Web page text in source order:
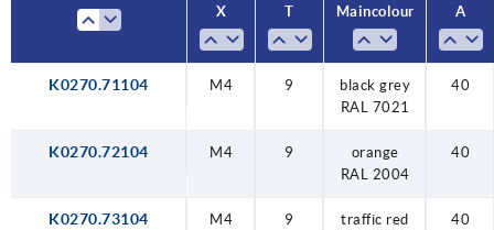
M12
M16
X
T Main colour A
K0270.71104 M4 9
black grey
RAL 7021
40
K0270.72104 M4 9
orange
RAL 2004
40
K0270.73104 M4 9
traffic red
40